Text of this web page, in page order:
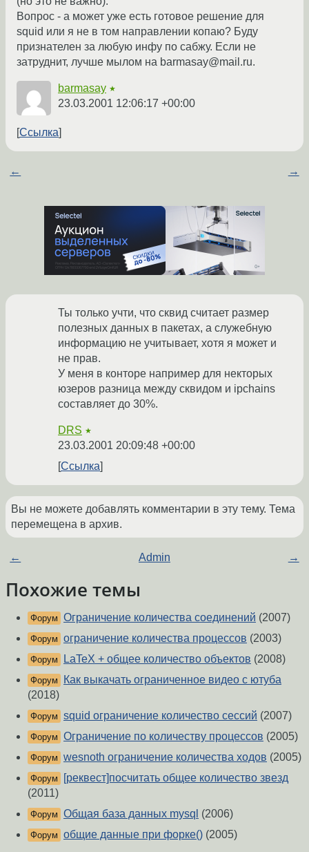
Вопрос - а может уже есть готовое решение для
squid или я не в том направлении копаю? Буду
признателен за любую инфу по сабжу. Если не
затруднит, лучше мылом на barmasay@mail.ru.
barmasay ★
23.03.2001 12:06:17 +00:00
Ссылка
← →
Ты только учти, что сквид считает размер
полезных данных в пакетах, а служебную
информацию не учитывает, хотя я может и
не прав.
У меня в конторе например для некторых
юзеров разница между сквидом и ipchains
составляет до 30%.
DRS ★
23.03.2001 20:09:48 +00:00
Ссылка
Вы не можете добавлять комментарии в эту тему. Тема
перемещена в архив.
← Admin →
Похожие темы
Форум Ограничение количества соединений (2007)
Форум ограничение количества процессов (2003)
Форум LaTeX + общее количество объектов (2008)
Форум
Как выкачать ограниченное видео с ютуба
(2018)
Форум squid ограничение количество сессий (2007)
Форум Ограничение по количеству процессов (2005)
Форум wesnoth ограничение количества ходов (2005)
Форум
[реквест]посчитать общее количество звезд
(2011)
Форум Общая база данных mysql (2006)
Форум общие данные при форке() (2005)